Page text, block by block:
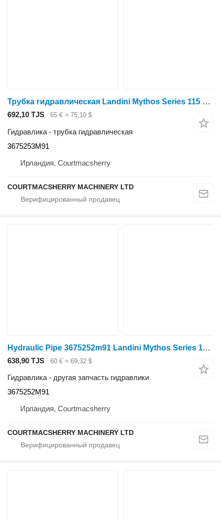
Трубка гидравлическая Landini Mythos Series 115 Hydraulic Pipe 3675253m91 3675253M91 для трактора колесного
692,10 TJS 65 € ≈ 75,10 $
Гидравлика - трубка гидравлическая
3675253M91
Ирландия, Courtmacsherry
COURTMACSHERRY MACHINERY LTD
Hydraulic Pipe 3675252m91 Landini Mythos Series 115 Hydraulic Pipe 3675252m91 3675252M91 для трактора колесного Landini Mythos Series 115
638,90 TJS 60 € ≈ 69,32 $
Гидравлика - другая запчасть гидравлики
3675252M91
Ирландия, Courtmacsherry
COURTMACSHERRY MACHINERY LTD